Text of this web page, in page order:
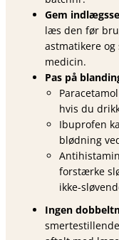
Gem
læs den før
astmatikere
medicin.
Pas på
hvis du
Ibuprofen
blødning
forstærke
ikke-
Ingen